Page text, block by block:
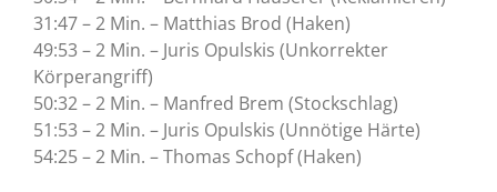
31:47 – 2 Min. – Matthias Brod (Haken)
49:53 – 2 Min. – Juris Opulskis (Unkorrekter
Körperangriff)
50:32 – 2 Min. – Manfred Brem (Stockschlag)
51:53 – 2 Min. – Juris Opulskis (Unnötige Härte)
54:25 – 2 Min. – Thomas Schopf (Haken)